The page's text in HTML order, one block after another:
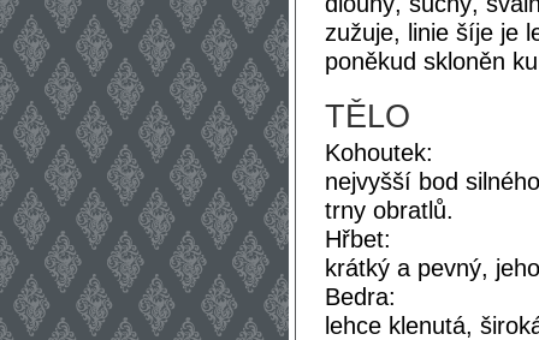
zužuje, linie šíje je
poněkud skloněn
TĚLO
Kohoutek:
nejvyšší bod
trny obratlů.
Hřbet:
krátký a pevný,
Bedra:
lehce klenutá,